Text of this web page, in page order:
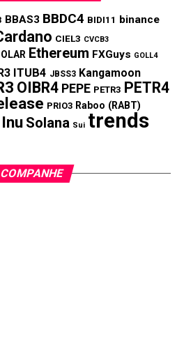
BBAS3 BBDC4 BIDI11 binance
CIEL3 CVCB3
Ethereum FXGuys GOLL4
ITUB4 JBSS3 Kangamoon
OIBR4 PEPE PETR3 PETR4
PRIO3 Raboo (RABT)
Solana Sui trends